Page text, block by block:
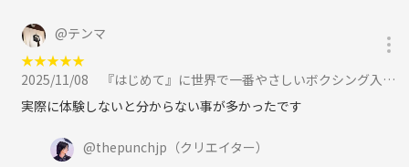
@テンマ
★★★★★
2025/11/08
『はじめて』に世界で一番やさしいボクシング入門クラス🥊に参加
実際に体験しないと分からない事が多かったです
@thepunchjp （クリエイター）